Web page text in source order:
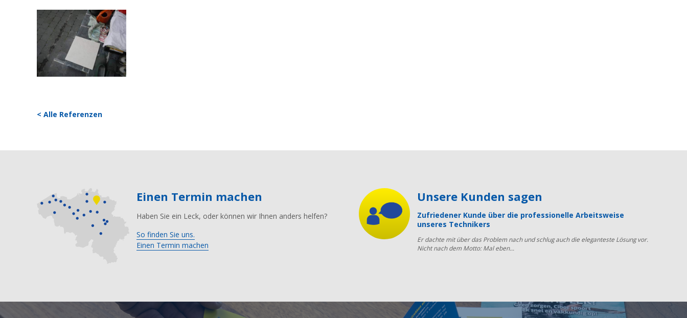
< Alle Referenzen
Einen Termin machen
Haben Sie ein Leck, oder können wir Ihnen anders helfen?
So finden Sie uns.
Einen Termin machen
Unsere Kunden sagen
Zufriedener Kunde über die professionelle Arbeitsweise
unseres Technikers
Er dachte mit über das Problem nach und schlug auch die eleganteste Lösung vor.
Nicht nach dem Motto: Mal eben...